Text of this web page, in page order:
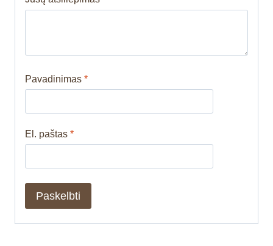
Pavadinimas *
El. paštas *